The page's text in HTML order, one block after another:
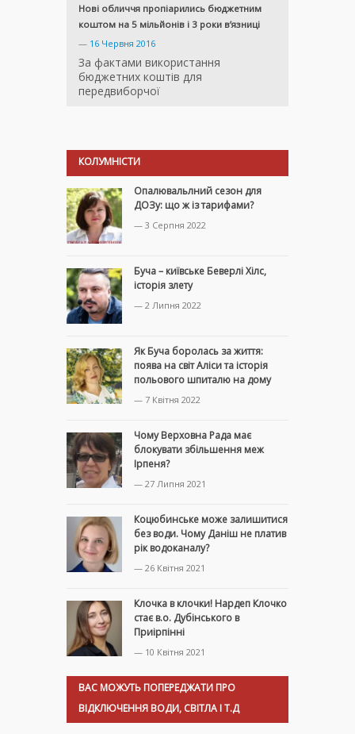
Нові обличчя пропіарились бюджетним
коштом на 5 мільйонів і 3 роки в’язниці
— 16 Червня 2016
За фактами використання
бюджетних коштів для
передвиборчої
КОЛУМНІСТИ
Опалювальлний сезон для
ДОЗу: що ж із тарифами?
— 3 Серпня 2022
Буча – київське Беверлі Хілс,
історія злету
— 2 Липня 2022
Як Буча боролась за життя:
поява на світ Аліси та історія
польового шпиталю на дому
— 7 Квітня 2022
Чому Верховна Рада має
блокувати збільшення меж
Ірпеня?
— 27 Липня 2021
Коцюбинське може залишитися
без води. Чому Даніш не платив
рік водоканалу?
— 26 Квітня 2021
Клочка в клочки! Нардеп Клочко
стає в.о. Дубінського в
Приірпінні
— 10 Квітня 2021
ВАС МОЖУТЬ ПОПЕРЕДЖАТИ ПРО
ВІДКЛЮЧЕННЯ ВОДИ, СВІТЛА І Т.Д